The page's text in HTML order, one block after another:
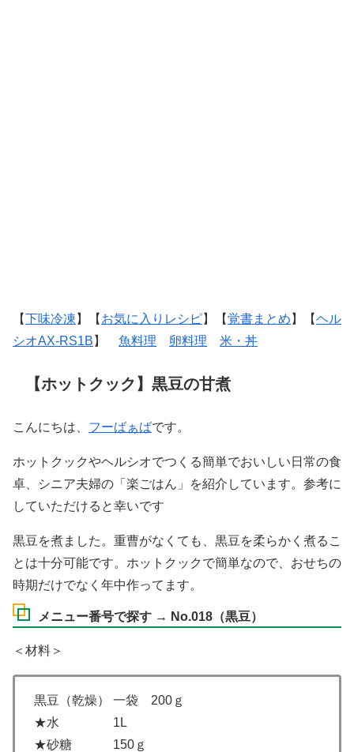
【下味冷凍 】【 お気に入りレシピ】【覚書まとめ 】【ヘル
シオAX-RS1B 】 魚料理 卵料理 米・丼
【ホットクック】黒豆の甘煮
こんにちは、 フーばぁばです。
ホットクックやヘルシオでつくる簡単でおいしい日常の食
卓、シニア夫婦の「楽ごはん」を紹介しています。参考に
していただけると幸いです
黒豆を煮ました。重曹がなくても、黒豆を柔らかく煮るこ
とは十分可能です。ホットクックで簡単なので、おせちの
時期だけでなく年中作ってます。
メニュー番号で探す → No.018（黒豆）
＜材料＞
黒豆（乾燥） 一袋 200ｇ
★水 1L
★砂糖 150ｇ